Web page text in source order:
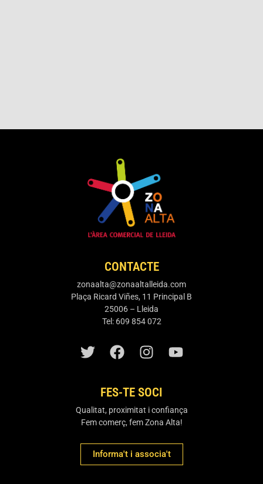
CONTACTE
zonaalta@zonaaltalleida.com
Plaça Ricard Viñes, 11 Principal B
25006 – Lleida
Tel: 609 854 072
FES-TE SOCI
Qualitat, proximitat i confiança
Fem comerç, fem Zona Alta!
Informa't i associa't